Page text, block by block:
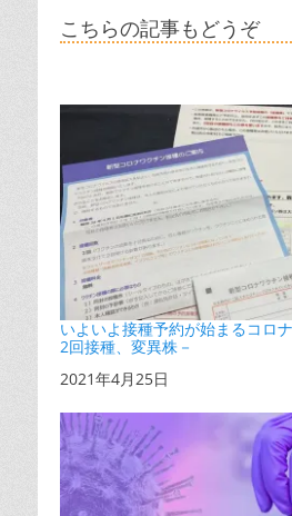
こちらの記事もどうぞ
いよいよ接種予約が始まるコロ
2回接種、変異株－
日付
2021年4月25日